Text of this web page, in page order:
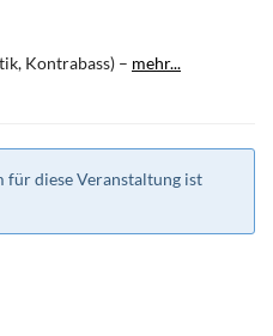
Kontrabass) – mehr...
für diese Veranstaltung ist